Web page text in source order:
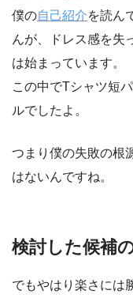
僕の自己紹介を読ん
んが、ドレス感を失
は始まっています。
この中でTシャツ短
ルでしたよ。
つまり僕の失敗の根
はないんですね。
検討した候補
でもやはり楽さには